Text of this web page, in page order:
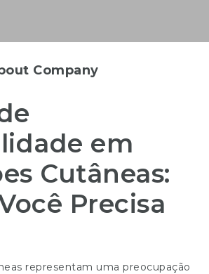
Company
em
Cutâneas:
Precisa
representam uma preocupação